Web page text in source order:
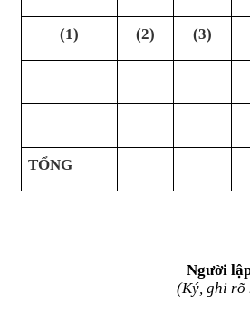
(1) (2) (3)
TỔNG
Người
(Ký, ghi rõ